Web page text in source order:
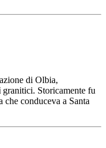
di Olbia,
granitici. Storicamente fu
conduceva a Santa